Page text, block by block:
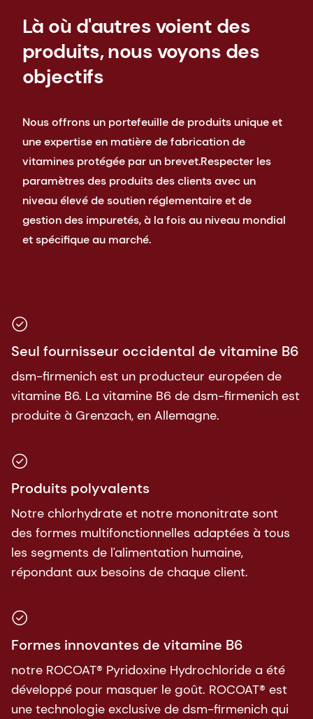
Là où d'autres voient des
produits, nous voyons des
objectifs
Nous offrons un portefeuille de produits unique et
une expertise en matière de fabrication de
vitamines protégée par un brevet. ​ Respecter les
paramètres des produits des clients avec un
niveau élevé de soutien réglementaire et de
gestion des impuretés, à la fois au niveau mondial
et spécifique au marché.
Seul fournisseur occidental de vitamine B6
dsm-firmenich est un producteur européen de
vitamine B6. La vitamine B6 de dsm-firmenich est
produite à Grenzach, en Allemagne.
Produits polyvalents
Notre chlorhydrate et notre mononitrate sont
des formes multifonctionnelles adaptées à tous
les segments de l'alimentation humaine,
répondant aux besoins de chaque client.
Formes innovantes de vitamine B6
notre ROCOAT® Pyridoxine Hydrochloride a été
développé pour masquer le goût. ROCOAT® est
une technologie exclusive de dsm-firmenich qui